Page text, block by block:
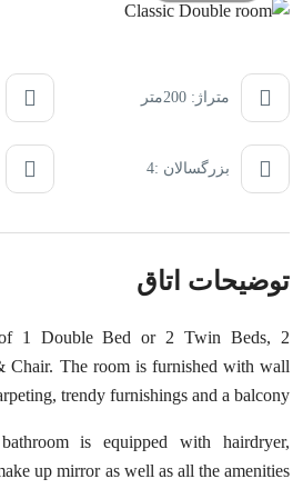
متراژ: 200متر
بزرگسالان :4
توضیحات اتاق
of 1 Double Bed or 2 Twin Beds, 2
Chair. The room is furnished with wall
trendy furnishings and a balcony.
is equipped with hairdryer,
up mirror as well as all the amenities